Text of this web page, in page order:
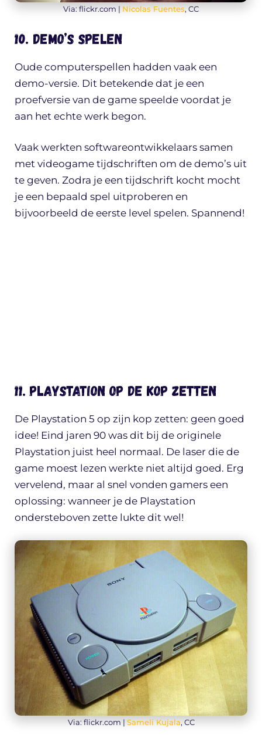
Via: flickr.com | Nicolas Fuentes, CC
10. Demo’s spelen
Oude computerspellen hadden vaak een
demo-versie. Dit betekende dat je een
proefversie van de game speelde voordat je
aan het echte werk begon.
Vaak werkten softwareontwikkelaars samen
met videogame tijdschriften om de demo’s uit
te geven. Zodra je een tijdschrift kocht mocht
je een bepaald spel uitproberen en
bijvoorbeeld de eerste level spelen. Spannend!
11. Playstation op de kop zetten
De Playstation 5 op zijn kop zetten: geen goed
idee! Eind jaren 90 was dit bij de originele
Playstation juist heel normaal. De laser die de
game moest lezen werkte niet altijd goed. Erg
vervelend, maar al snel vonden gamers een
oplossing: wanneer je de Playstation
ondersteboven zette lukte dit wel!
Via: flickr.com | Sameli Kujala, CC